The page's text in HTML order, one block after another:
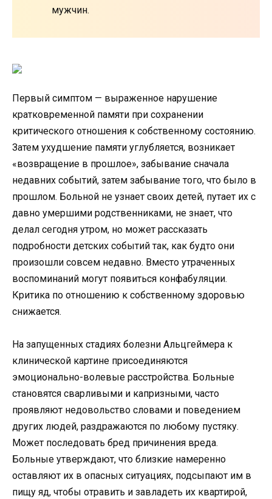
мужчин.
Первый симптом — выраженное нарушение
кратковременной памяти при сохранении
критического отношения к собственному состоянию.
Затем ухудшение памяти углубляется, возникает
«возвращение в прошлое», забывание сначала
недавних событий, затем забывание того, что было в
прошлом. Больной не узнает своих детей, путает их с
давно умершими родственниками, не знает, что
делал сегодня утром, но может рассказать
подробности детских событий так, как будто они
произошли совсем недавно. Вместо утраченных
воспоминаний могут появиться конфабуляции.
Критика по отношению к собственному здоровью
снижается.
На запущенных стадиях болезни Альцгеймера к
клинической картине присоединяются
эмоционально-волевые расстройства. Больные
становятся сварливыми и капризными, часто
проявляют недовольство словами и поведением
других людей, раздражаются по любому пустяку.
Может последовать бред причинения вреда.
Больные утверждают, что близкие намеренно
оставляют их в опасных ситуациях, подсыпают им в
пищу яд, чтобы отравить и завладеть их квартирой,